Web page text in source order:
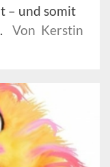
– und somit
Von Kerstin